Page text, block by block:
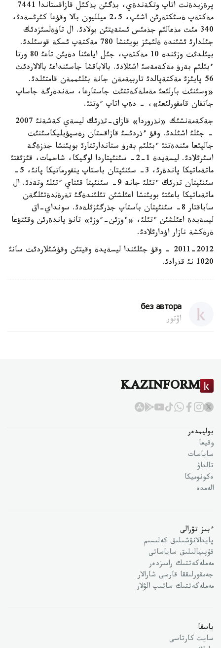
پرةزيدةنت اتاپ وتكةندةي، بذگئن بذكئل قازاقستاندا 7441
مةكتةپ ةسئكتةرئن اشئپ، 2،5 ميلليون بالا وقؤعا كئرئسةدئ،
340 مئث مذعالئم جذمئس ئستةيتئن بولادئ. ال تاؤةلسئزدئك
جئلدارئ ئشئندة ةلئمئز بويئنشا 780 مةكتةپ ئسكة قوسئلدئ.
بيئلدئث وزئندة 10 مةكتةپ، جئل اياعئنا دةيئن تاعئ 80 ورتا
ءبئلئم بةرؤ مةكةمةسئ اشئلادئ. بالاباقشا جاسئنداعئ بالالاردئث
56 پايئزئ مةكتةپالدئ تاربيةمةن جانة بئلئممةن قامتئلدئ.
«وسئنئث بارلئعئ مةملةكةتتئث جاستارعا، سةندةرگة جاساپ
جاتقان قامقورلئعئ»، - دةپ اتاپ ءوتتئ.
جةكةمةنشئك «نذروردا» قازاق-تذرئك ليسةي كةشةنئ 2007
- جئلئ اشئلدئ. وقؤ ءذردئسئ قازاقستان رةسپؤبليكاسئنئث
جالپئعا مئندةتتئ ءبئلئم بةرؤ ستاندارتتارئ بويئنشا جذزةگة
اسئرئلادئ. ليسةيدة 1-2- سئنئپتاردا لوگيكا، شاحمات، قئزئقتئ
ماتةماتيكا پاندةرئ، 3- سئنئپتان باستاپ ينفورماتيكا پانئ، 5-
سئنئپتان تذرئك ءتئلئ جانة 9- سئنئپتا قئتاي ءتئلئ وتةدئ. ال
ماتةماتيكا باعئتئ بويئنشا اعئلشئن تئلئندةگئ تةرةثدةتئلگةن
ساباقتار 8- سئنئپتان باستاپ جذرگئزئلةدئ. سونداي-اق
ليسةيدة اعئلشئن ءتئلئ، «ءوزئن-ءوزئ» تانؤ پاندةرئن وقئتؤعا
ةرةكشة نازار اؤدارئلادئ.
2011-2012 - وقؤ جئلئندا ليسةيدة وقيتئن وقؤشئلاردئث سانئ
1020 نئ قذرادئ.
без автора
اۆتور
KAZINFORM
بوليمدەر
وقيعا
ساياسات
تالداۋ
ەكونوميكا
الەمدە
ءبىز تۋرالى
پايدالانۋشىلىق كەلىسىم
قۇپىيالىلىق ساياساتى
مەملەكەتتىك رامىزدەر
جەمقورلىققا قارسى شارالار
مەملەكەتتىك ساتىپ الۋلار
باسقا
سايت كارتاسى